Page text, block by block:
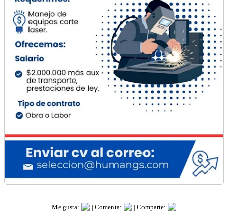
Me gusta: | Comenta: | Comparte: